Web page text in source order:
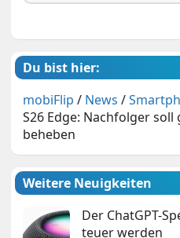
Du bist hier:
mobiFlip / News /
S26 Edge: Nachfolger
beheben
Weitere Neuigkeiten
Der ChatGPT-
teuer werden